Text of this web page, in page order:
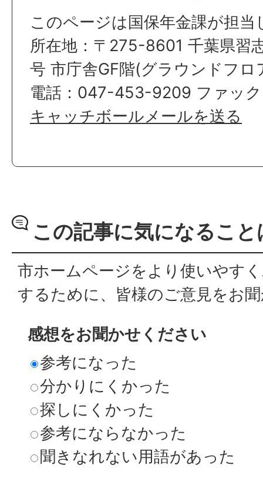
このページは国保年金課が担当
所在地：〒275-8601 千葉県習
号 市庁舎GF階(グラウンドフロ
電話：047-453-9209 ファッ
キャッチボールメールを送る
この記事に気になるこ
市ホームページをより使いやす
するために、皆様のご意見をお
感想をお聞かせください
参考になった
分かりにくかった
探しにくかった
参考にならなかった
聞きなれない用語があった